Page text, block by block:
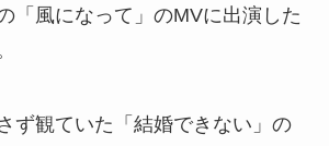
「風になって」のMVに出演した
ず観ていた「結婚できない」の